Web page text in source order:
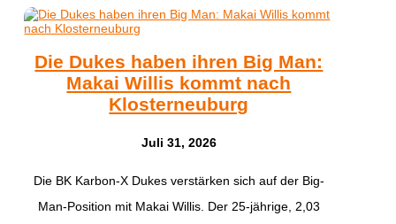
Die Dukes haben ihren Big Man:
Makai Willis kommt nach
Klosterneuburg
Juli 31, 2026
​Die BK Karbon-X Dukes verstärken sich auf der Big-
Man-Position mit Makai Willis. Der 25-jährige, 2,03